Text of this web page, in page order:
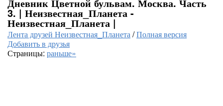
3. | Неизвестная_Планета -
Неизвестная_Планета |
Лента друзей Неизвестная_Планета/Полная версия
Добавить в друзья
Страницы: раньше»